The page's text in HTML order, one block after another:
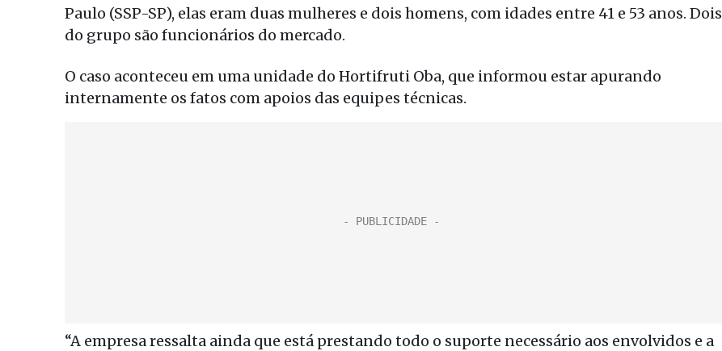
Paulo (SSP-SP), elas eram duas mulheres e dois homens, com idades entre 41 e 53 anos. Dois
do grupo são funcionários do mercado.
O caso aconteceu em uma unidade do Hortifruti Oba, que informou estar apurando
internamente os fatos com apoios das equipes técnicas.
“A empresa ressalta ainda que está prestando todo o suporte necessário aos envolvidos e a